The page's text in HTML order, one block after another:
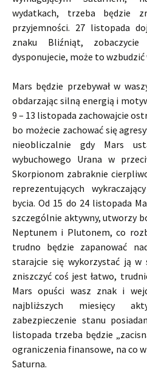
wydatkach, trzeba będzie
przyjemności. 27 listopada
znaku Bliźniąt,
dysponujecie, może to
Mars będzie przebywał w
obdarzając silną energią i
9 – 13 listopada zachowajcie
bo możecie zachować się
nieobliczalnie gdy Mars
wybuchowego Urana w
Skorpionom zabraknie
reprezentujących
bycia. Od 15 do 24 listopada
szczególnie aktywny, utworzy
Neptunem i Plutonem, co
trudno będzie zapanować
starajcie się wykorzystać ją w
zniszczyć coś jest łatwo,
Mars opuści wasz znak i
najbliższych miesięcy
zabezpieczenie stanu
listopada trzeba będzie
ograniczenia finansowe, na co
Saturna.